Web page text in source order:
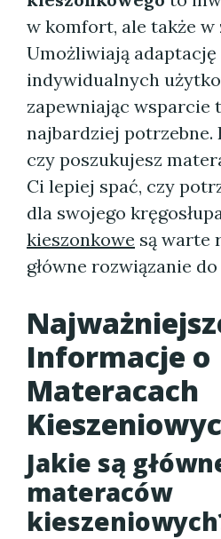
w komfort, ale także w
Umożliwiają
indywidualnych
zapewniając wsparcie
najbardziej potrzebne.
czy poszukujesz
Ci lepiej spać, czy
dla swojego
kieszonkowe są warte
główne rozwiązanie
Informacje o
Materacach
Jakie są
materaców